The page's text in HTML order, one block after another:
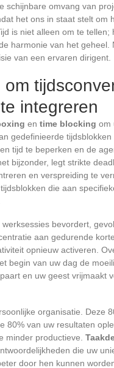
omvang van
het ons in staat stelt om
is niet alleen om te tellen;
harmonie van het geheel.
van een ervaren dirigent.
integreren
en time blocking om
gedefinieerde
tijd te beperken en de
bijzonder, legt strikte
en verspreiding te
die aan
werksessies bevordert,
aan gedurende
opnieuw activeren.
begin van uw dag de
en uw geest vrijmaakt
organisatie. Deze
80% van uw resultaten
minder productieve.
die uw
door hen kunnen